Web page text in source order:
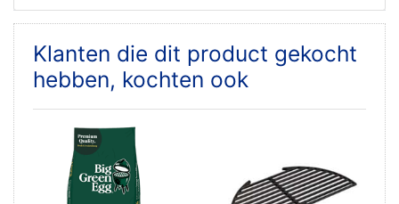
Klanten die dit product gekocht
hebben, kochten ook